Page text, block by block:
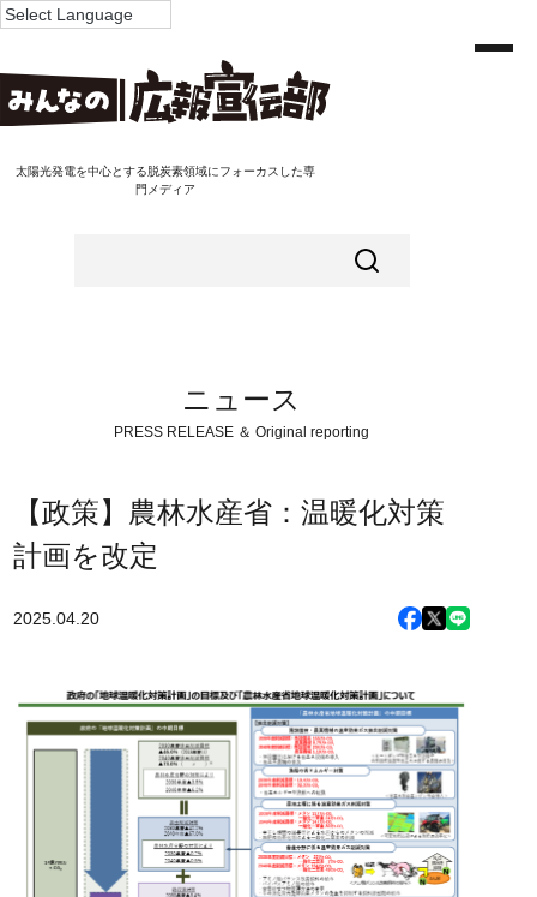
太陽光発電を中心とする脱炭素領域にフォーカスした専
門メディア
ニュース
PRESS RELEASE ＆ Original reporting
【政策】農林水産省：温暖化対策
計画を改定
2025.04.20